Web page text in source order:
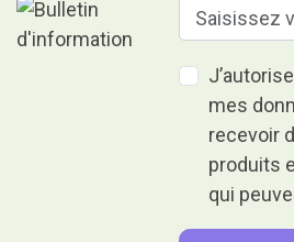
mes
recevoir
produits
qui